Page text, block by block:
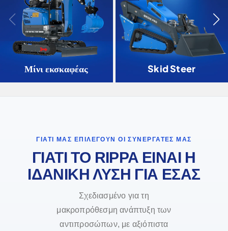
Μίνι εκσκαφέας Skid Steer
ΓΙΑΤΊ ΜΑΣ ΕΠΙΛΈΓΟΥΝ ΟΙ ΣΥΝΕΡΓΆΤΕΣ ΜΑΣ
ΓΙΑΤΙ ΤΟ RIPPA ΕΙΝΑΙ Η
ΙΔΑΝΙΚΗ ΛΥΣΗ ΓΙΑ ΕΣΑΣ
Σχεδιασμένο για τη
μακροπρόθεσμη ανάπτυξη των
αντιπροσώπων, με αξιόπιστα